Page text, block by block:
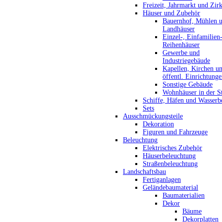
Freizeit, Jahrmarkt und
Häuser und Zubehör
Bauernhof, Mühlen
Landhäuser
Einzel-,
Reihenhäuser
Gewerbe und
Industriegebäude
Kapellen, Kirchen
öffentl.
Sonstige Gebäude
Wohnhäuser in der
Schiffe, Häfen und
Sets
Ausschmückungsteile
Dekoration
Figuren und Fahrzeuge
Beleuchtung
Elektrisches Zubehör
Häuserbeleuchtung
Straßenbeleuchtung
Landschaftsbau
Fertiganlagen
Geländebaumaterial
Baumaterialien
Dekor
Bäume
Dekorplatten